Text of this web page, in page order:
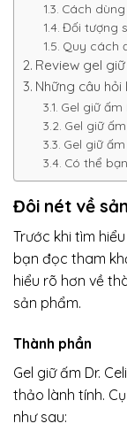
Cách dùng
Đối tượng
Quy cách
Review gel
Những câu hỏi
Gel giữ ấm
Gel giữ
Gel giữ
Có thể
Đôi nét về
Trước khi tìm
bạn đọc tham
hiểu rõ hơn về
sản phẩm.
Thành phần
Gel giữ ấm Dr.
thảo lành tính.
như sau: